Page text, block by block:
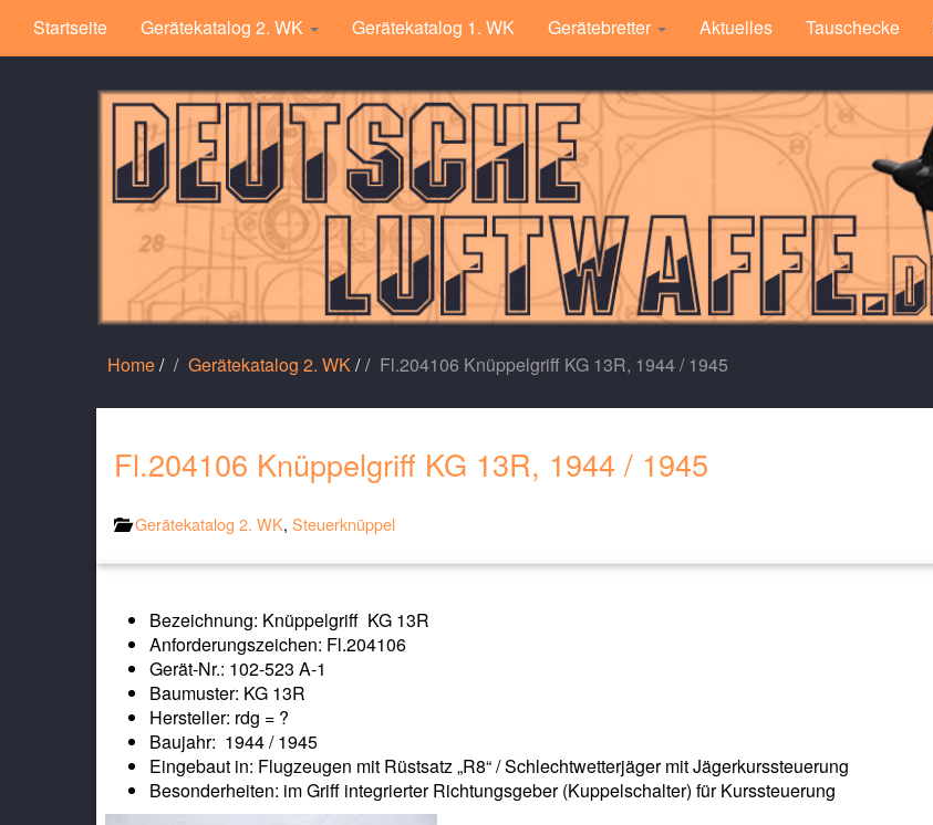
Startseite Gerätekatalog 2. WK Gerätekatalog 1. WK Gerätebretter Aktuelles Tauschecke
Home/ Gerätekatalog 2. WK / Fl.204106 Knüppelgriff KG 13R, 1944 / 1945
Fl.204106 Knüppelgriff KG 13R, 1944 / 1945
Gerätekatalog 2. WK, Steuerknüppel
Bezeichnung: Knüppelgriff KG 13R
Anforderungszeichen: Fl.204106
Gerät-Nr.: 102-523 A-1
Baumuster: KG 13R
Hersteller: rdg = ?
Baujahr: 1944 / 1945
Eingebaut in: Flugzeugen mit Rüstsatz „R8“ / Schlechtwetterjäger mit Jägerkurssteuerung
Besonderheiten: im Griff integrierter Richtungsgeber (Kuppelschalter) für Kurssteuerung